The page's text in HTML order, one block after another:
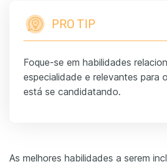
PRO TIP
Foque-se em habilidades
especialidade e relevantes para
está se candidatando.
As melhores habilidades a serem